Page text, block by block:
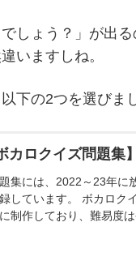
しょう？」が出
いますしね。
下の2つを選びま
カロクイズ問題集
集には、2022～23年に
しています。 ボカロク
制作しており、難易度